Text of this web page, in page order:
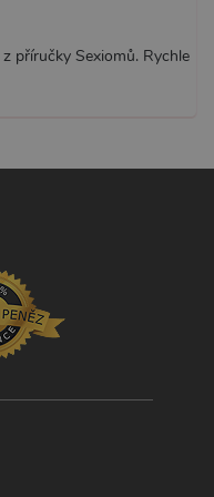
příručky Sexiomů. Rychle